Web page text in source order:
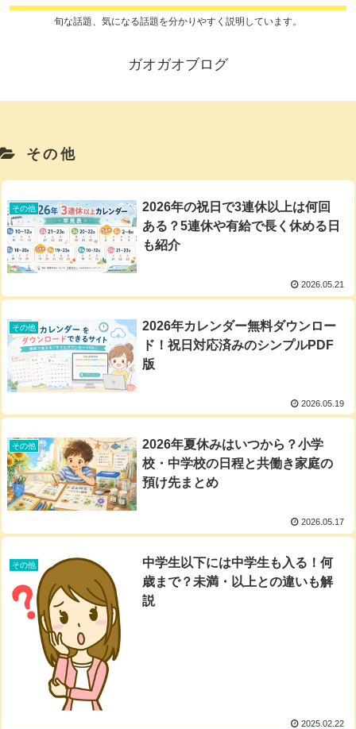
旬な話題、気になる話題を分かりやすく説明しています。
ガオガオブログ
その他
その他
2026年の祝日で3連休以上は何回
ある？5連休や有給で長く休める日
も紹介
2026.05.21
その他
2026年カレンダー無料ダウンロー
ド！祝日対応済みのシンプルPDF
版
2026.05.19
その他
2026年夏休みはいつから？小学
校・中学校の日程と共働き家庭の
預け先まとめ
2026.05.17
その他
中学生以下には中学生も入る！何
歳まで？未満・以上との違いも解
説
2025.02.22